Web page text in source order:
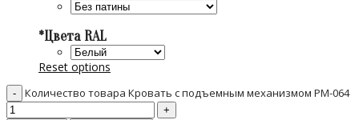
*Цвета RAL
Reset options
Количество товара Кровать с подъемным механизмом PM-064